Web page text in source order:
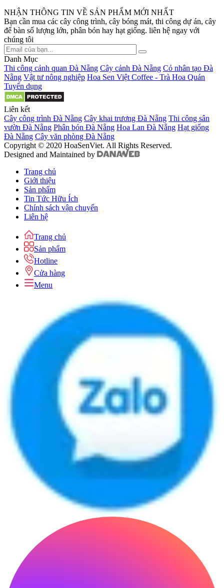
NHẬN THÔNG TIN VỀ SẢN PHẨM MỚI NHẤT
Bạn cần mua các cây công trình, cây bóng mát, thi công dự án, cây
để bàn số lượng lớn, phân bón hay hạt giống. liên hệ ngay với
chúng tôi
Danh Mục
Thi công cảnh quan Đà Nẵng Cây cảnh Đà Nẵng Cỏ nhân tạo Đà
Nẵng Vật tư nông nghiệp Hoa Sen Việt Coffee - Trà Hoa Quán
Tuyển dụng
Liên kết
Cây công trình Đà Nẵng Cây khai trương Đà Nẵng Thi công sân
vườn Đà Nẵng Phân bón Đà Nẵng Hoa Lan Đà Nẵng Hạt giống
Đà Nẵng Cây văn phòng Đà Nẵng
Copyright © 2020 HoaSenViet. All Rights Reserved.
Designed and Maintained by
Trang chủ
Giới thiệu
Sản phẩm
Tin Tức Hữu Ích
Chính sách vận chuyển
Liên hệ
Trang chủ
Sản phẩm
Hotline
Cửa hàng
Menu